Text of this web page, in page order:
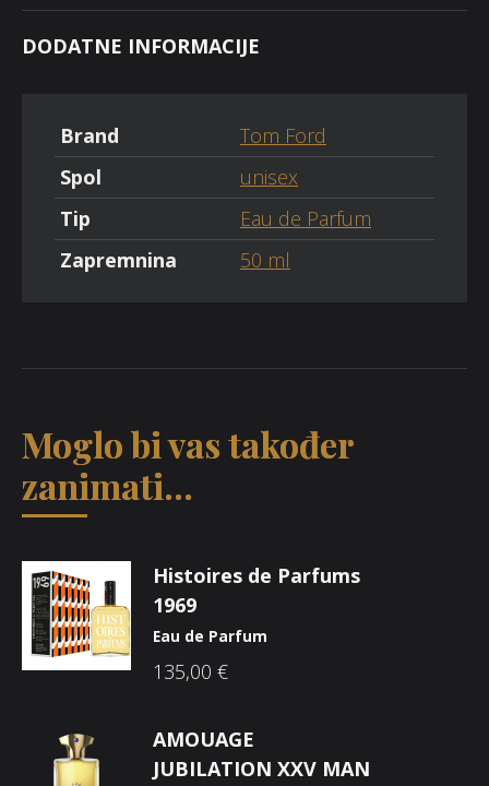
DODATNE INFORMACIJE
Brand
Tom Ford
Spol
unisex
Tip
Eau de Parfum
Zapremnina
50 ml
Moglo bi vas također
zanimati...
Histoires de Parfums
1969
Eau de Parfum
135,00 €
AMOUAGE
JUBILATION XXV MAN